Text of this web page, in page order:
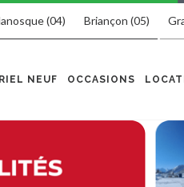
(04) Briançon (05)
NEUF OCCASIONS